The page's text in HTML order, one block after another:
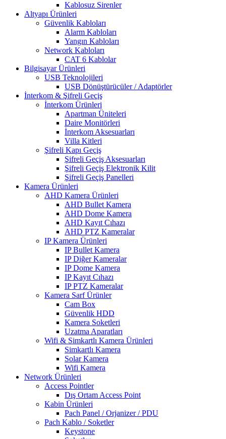
Kablosuz Sirenler
Altyapı Ürünleri
Güvenlik Kabloları
Alarm Kabloları
Yangın Kabloları
Network Kabloları
CAT 6 Kablolar
Bilgisayar Ürünleri
USB Teknolojileri
USB Dönüştürücüler / Adaptörler
İnterkom & Şifreli Geçiş
İnterkom Ürünleri
Apartman Üniteleri
Daire Monitörleri
İnterkom Aksesuarları
Villa Kitleri
Şifreli Kapı Geçiş
Şifreli Geçiş Aksesuarları
Şifreli Geçiş Elektronik Kilit
Şifreli Geçiş Panelleri
Kamera Ürünleri
AHD Kamera Ürünleri
AHD Bullet Kamera
AHD Dome Kamera
AHD Kayıt Cıhazı
AHD PTZ Kameralar
IP Kamera Ürünleri
IP Bullet Kamera
IP Diğer Kameralar
IP Dome Kamera
IP Kayıt Cıhazı
IP PTZ Kameralar
Kamera Sarf Ürünler
Cam Box
Güvenlik HDD
Kamera Soketleri
Uzatma Aparatları
Wifi & Simkartlı Kamera Ürünleri
Simkartlı Kamera
Solar Kamera
Wifi Kamera
Network Ürünleri
Access Pointler
Dış Ortam Access Point
Kabin Ürünleri
Pach Panel / Orjanizer / PDU
Pach Kablo / Soketler
Keystone